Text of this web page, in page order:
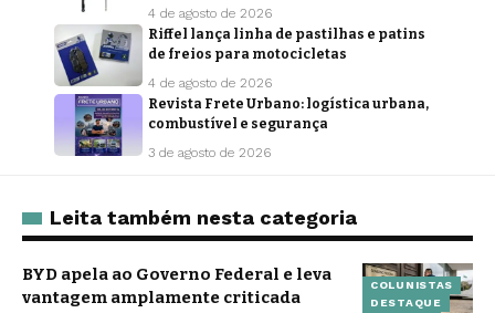
4 de agosto de 2026
Riffel lança linha de pastilhas e patins
de freios para motocicletas
4 de agosto de 2026
Revista Frete Urbano: logística urbana,
combustível e segurança
3 de agosto de 2026
Leita também nesta categoria
COLUNISTAS
DESTAQUE
BYD apela ao Governo Federal e leva
vantagem amplamente criticada